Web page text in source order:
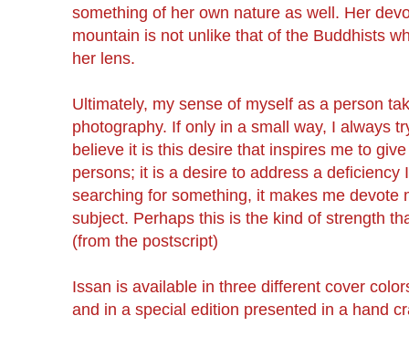
something of her own nature as well. Her
mountain is not unlike that of the Buddhists
her lens.
Ultimately, my sense of myself as a person
photography. If only in a small way, I always
believe it is this desire that inspires me to
persons; it is a desire to address a deficiency
searching for something, it makes me devote
subject. Perhaps this is the kind of strength
(from the postscript)
Issan is available in three different cover
and in a special edition presented in a hand